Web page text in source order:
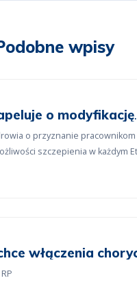
wpisy
o modyfikację
Programu Szczepień
o przyznanie
szczepienia w każdym
włączenia
do etapu 0